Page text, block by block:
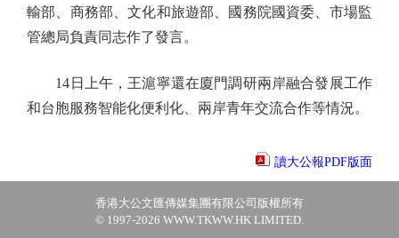
輸部、商務部、文化和旅遊部、國務院國資委、市場監
管總局負責同志作了發言。
14日上午，王滬寧還在廈門調研兩岸融合發展工作
和台胞服務智能化便利化、兩岸青年交流合作等情況。
讀大公報PDF版面
香港大公文匯傳媒集團有限公司版權所有
© 1997-2026 WWW.TKWW.HK LIMITED.